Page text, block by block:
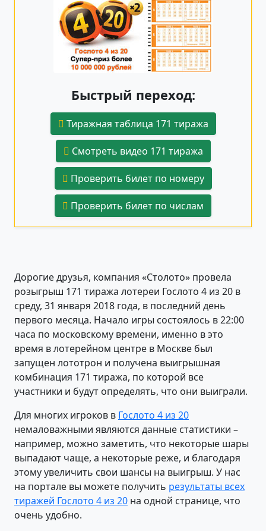
Быстрый переход:
Тиражная таблица 171 тиража
Смотреть видео 171 тиража
Проверить билет по номеру
Проверить билет по числам
Дорогие друзья, компания «Столото» провела
розыгрыш 171 тиража лотереи Гослото 4 из 20 в
среду, 31 января 2018 года, в последний день
первого месяца. Начало игры состоялось в 22:00
часа по московскому времени, именно в это
время в лотерейном центре в Москве был
запущен лототрон и получена выигрышная
комбинация 171 тиража, по которой все
участники и будут определять, что они выиграли.
Для многих игроков в Гослото 4 из 20
немаловажными являются данные статистики –
например, можно заметить, что некоторые шары
выпадают чаще, а некоторые реже, и благодаря
этому увеличить свои шансы на выигрыш. У нас
на портале вы можете получить результаты всех
тиражей Гослото 4 из 20 на одной странице, что
очень удобно.